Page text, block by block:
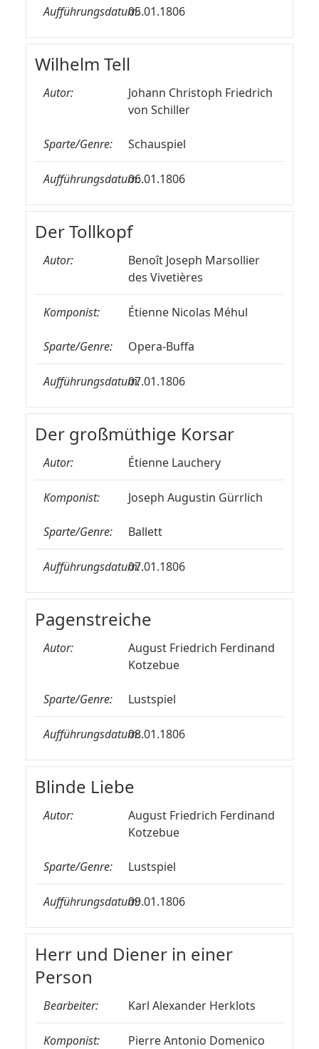
Aufführungsdatum:05.01.1806
Wilhelm Tell
Autor:
Johann Christoph Friedrich
von Schiller
Sparte/Genre: Schauspiel
Aufführungsdatum:06.01.1806
Der Tollkopf
Autor:
Benoît Joseph Marsollier
des Vivetières
Komponist: Étienne Nicolas Méhul
Sparte/Genre: Opera-Buffa
Aufführungsdatum:07.01.1806
Der großmüthige Korsar
Autor: Étienne Lauchery
Komponist: Joseph Augustin Gürrlich
Sparte/Genre: Ballett
Aufführungsdatum:07.01.1806
Pagenstreiche
Autor:
August Friedrich Ferdinand
Kotzebue
Sparte/Genre: Lustspiel
Aufführungsdatum:08.01.1806
Blinde Liebe
Autor:
August Friedrich Ferdinand
Kotzebue
Sparte/Genre: Lustspiel
Aufführungsdatum:09.01.1806
Herr und Diener in einer
Person
Bearbeiter: Karl Alexander Herklots
Komponist:
Pierre Antonio Domenico